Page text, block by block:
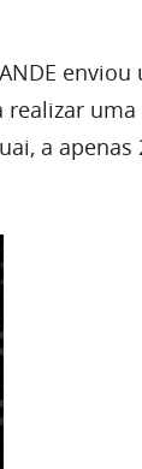
enviou
realizar uma
a apenas